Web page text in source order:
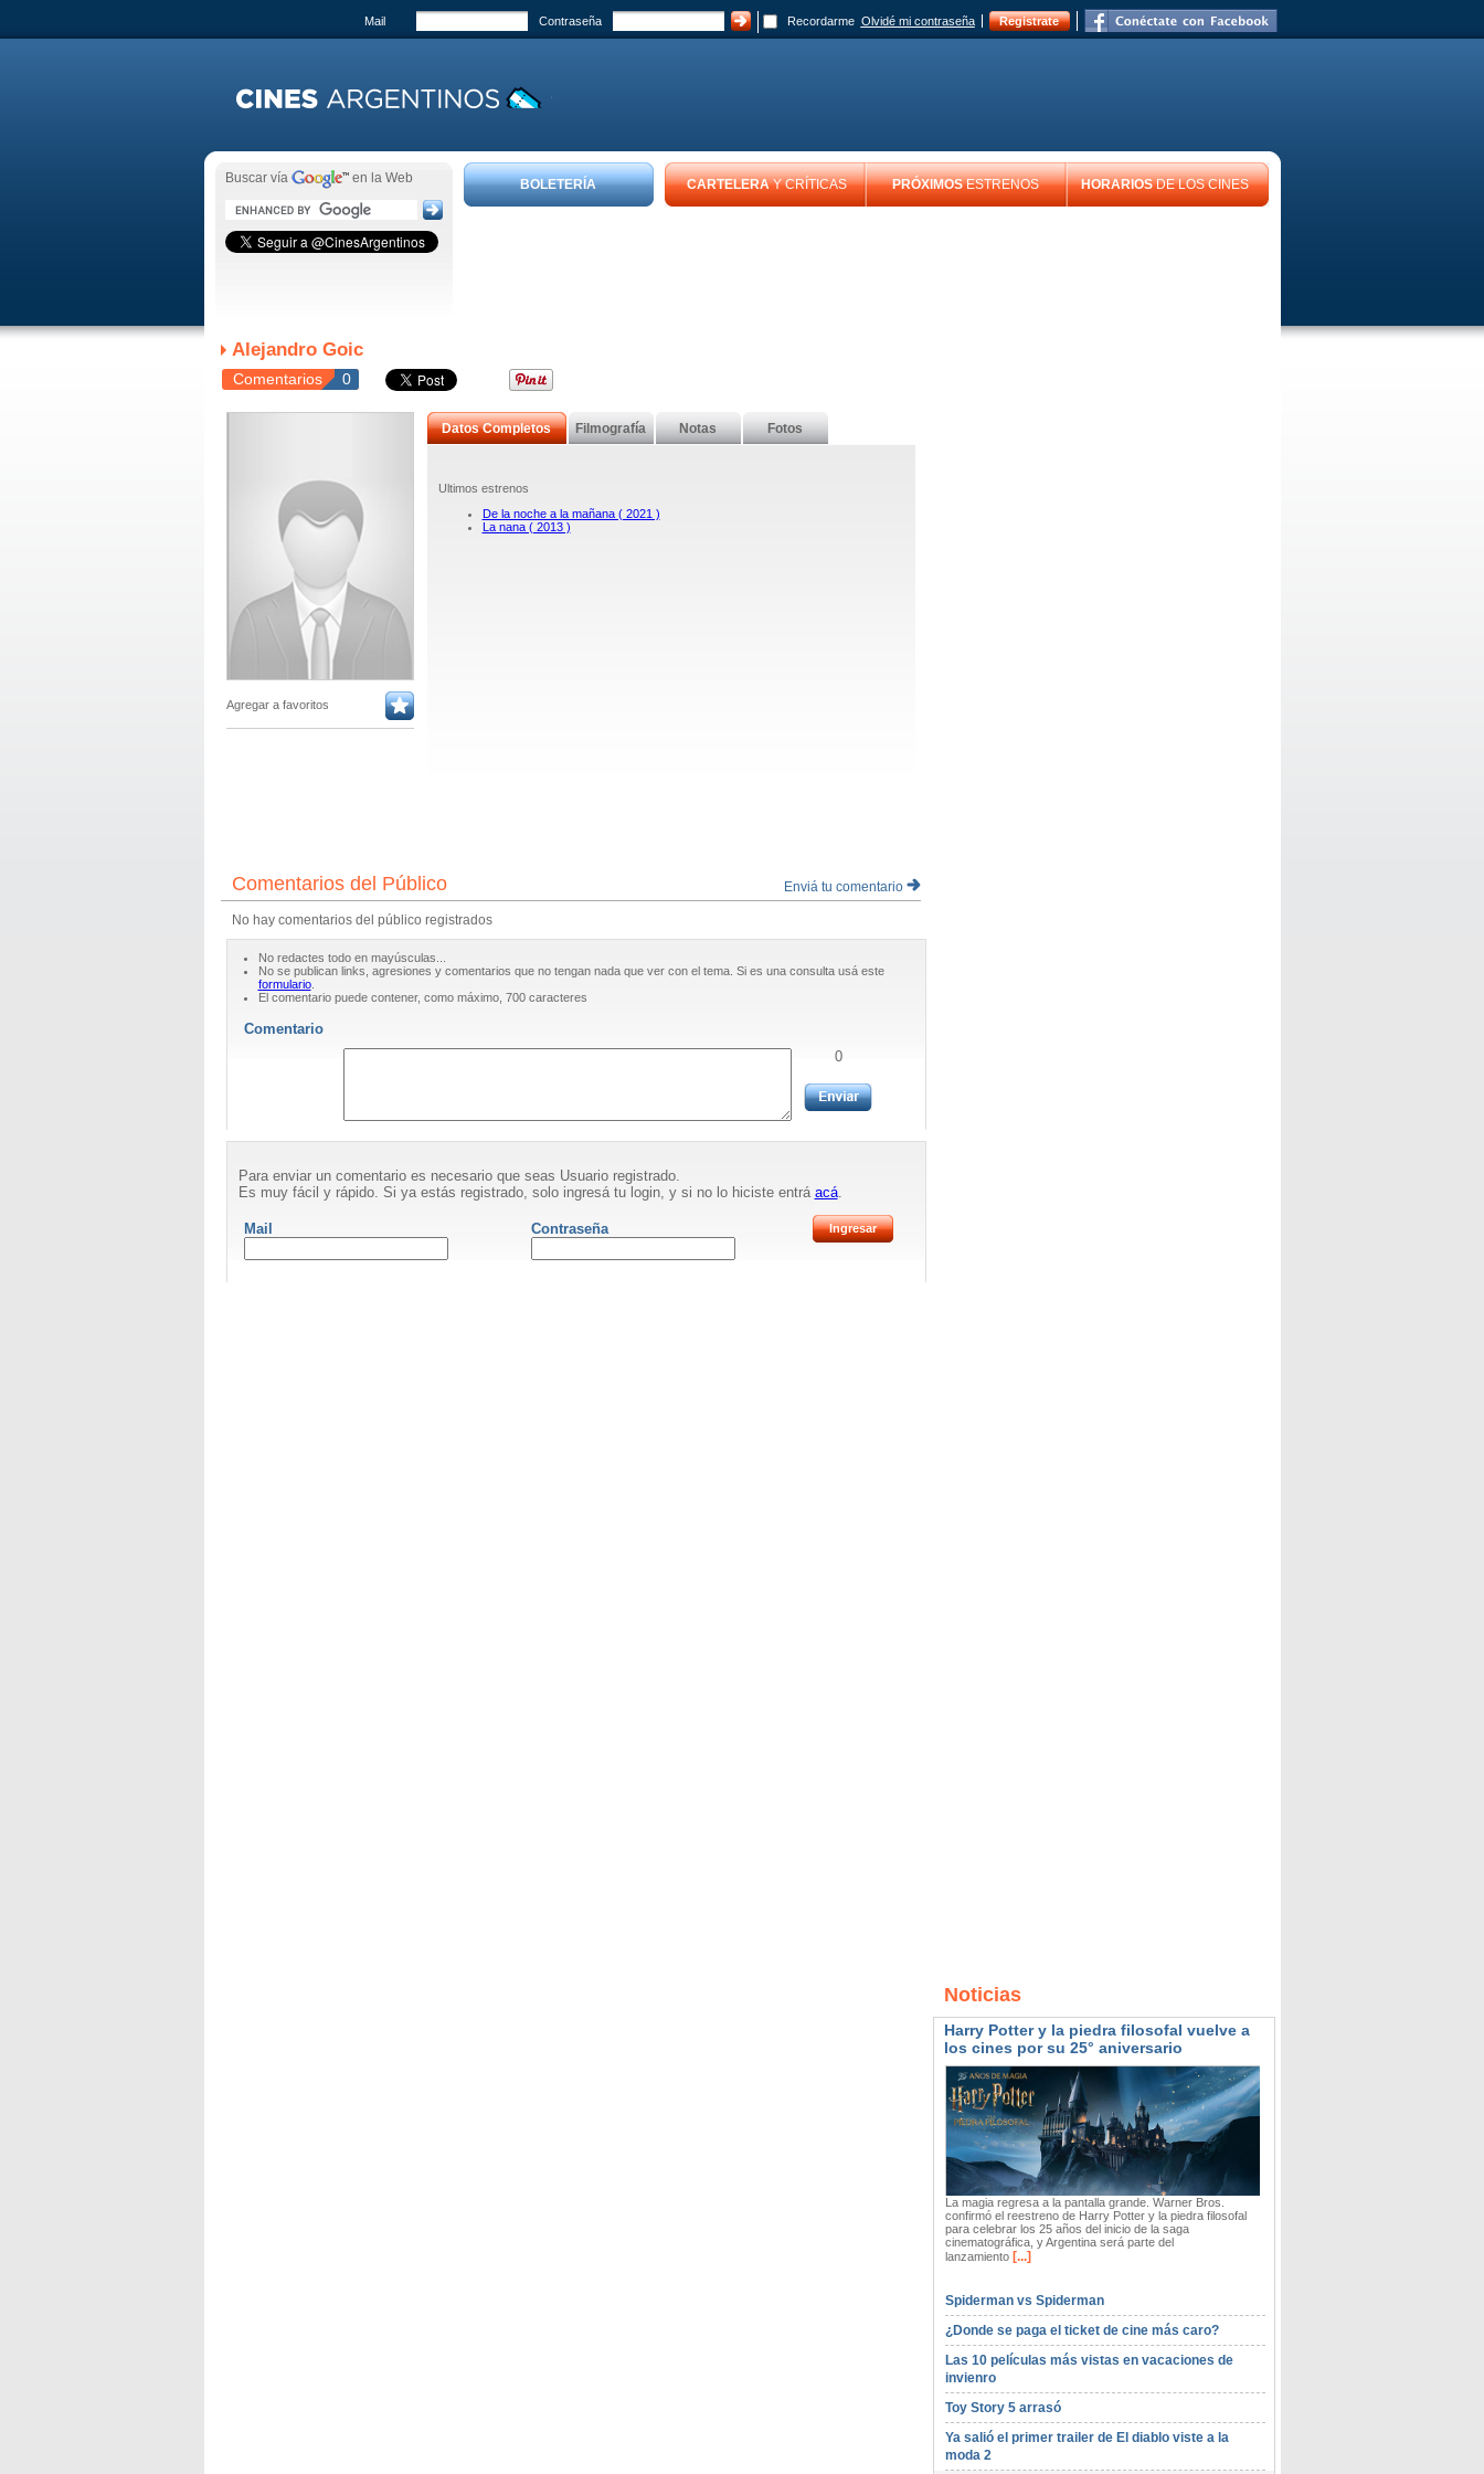
Mail Contraseña Recordarme Olvidé mi contraseña Registrate
Buscar vía en la Web BOLETERÍA CARTELERAY CRÍTICAS PRÓXIMOSESTRENOS HORARIOSDE LOS CINES
Alejandro Goic
Comentarios 0
Agregar a favoritos
Datos Completos Filmografía Notas Fotos
Ultimos estrenos
De la noche a la mañana ( 2021 )
La nana ( 2013 )
Comentarios del Público Enviá tu comentario
No hay comentarios del público registrados
No redactes todo en mayúsculas...
No se publican links, agresiones y comentarios que no tengan nada que ver con el tema. Si es una consulta usá este
formulario.
El comentario puede contener, como máximo, 700 caracteres
Comentario
0
Para enviar un comentario es necesario que seas Usuario registrado.
Es muy fácil y rápido. Si ya estás registrado, solo ingresá tu login, y si no lo hiciste entrá acá.
Mail Contraseña
Noticias
Harry Potter y la piedra filosofal vuelve a
los cines por su 25° aniversario
La magia regresa a la pantalla grande. Warner Bros.
confirmó el reestreno de Harry Potter y la piedra filosofal
para celebrar los 25 años del inicio de la saga
cinematográfica, y Argentina será parte del
lanzamiento[...]
Spiderman vs Spiderman
¿Donde se paga el ticket de cine más caro?
Las 10 películas más vistas en vacaciones de
invienro
Toy Story 5 arrasó
Ya salió el primer trailer de El diablo viste a la
moda 2